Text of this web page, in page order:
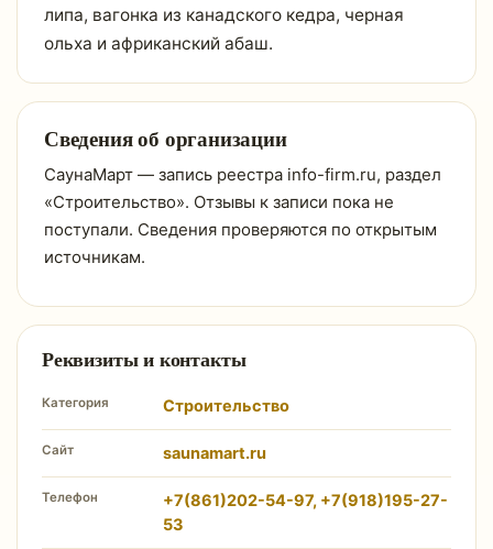
липа, вагонка из канадского кедра, черная
ольха и африканский абаш.
Сведения об организации
СаунаМарт — запись реестра info-firm.ru, раздел
«Строительство». Отзывы к записи пока не
поступали. Сведения проверяются по открытым
источникам.
Реквизиты и контакты
Категория Строительство
Сайт saunamart.ru
Телефон
+7(861)202-54-97, +7(918)195-27-
53